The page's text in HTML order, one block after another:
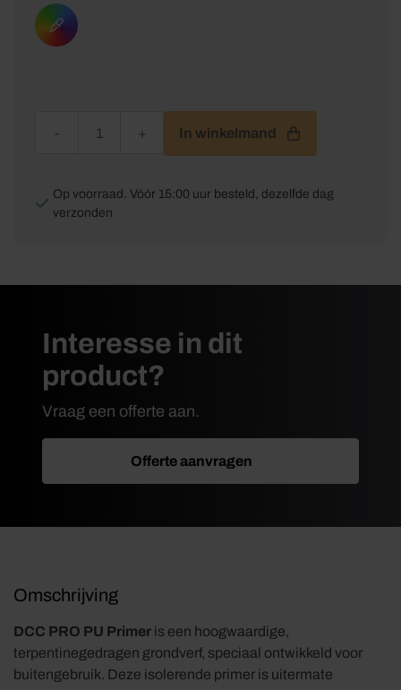
In winkelmand
Op voorraad. Vóór 15:00 uur besteld, dezelfde dag
verzonden
Interesse in dit
product?
Vraag een offerte aan.
Offerte aanvragen
Omschrijving
DCC PRO PU Primer is een hoogwaardige,
terpentinegedragen grondverf, speciaal ontwikkeld voor
buitengebruik. Deze isolerende primer is uitermate